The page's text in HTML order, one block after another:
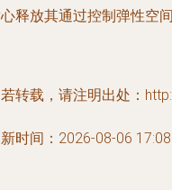
释放其通过控制弹性空
转载，请注明出处：
时间：2026-08-06